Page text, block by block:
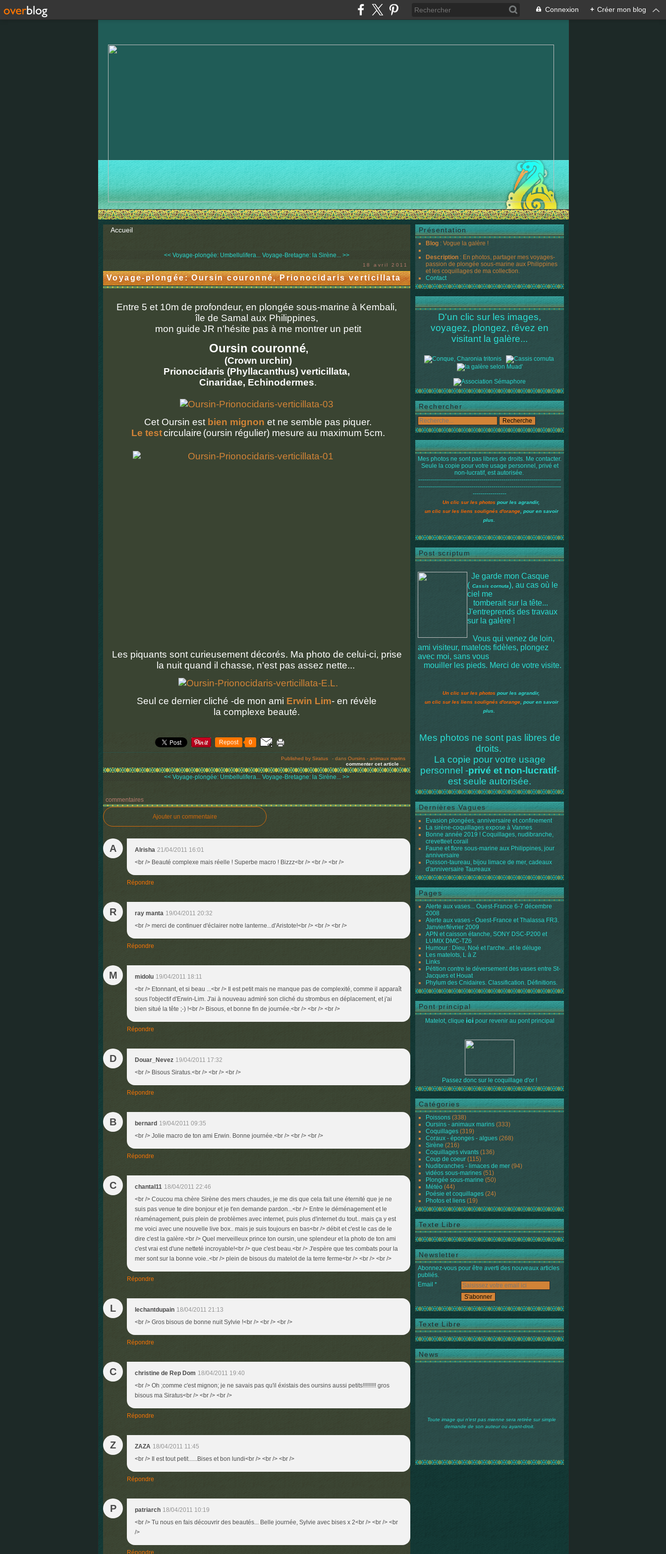
Connexion + Créer mon blog
Accueil
<< Voyage-plongée: Umbellulifera... Voyage-Bretagne: la Sirène... >>
18 avril 2011
Voyage-plongée: Oursin couronné, Prionocidaris verticillata
Entre 5 et 10m de profondeur, en plongée sous-marine à Kembali,
île de Samal aux Philippines,
mon guide JR n'hésite pas à me montrer un petit
Oursin couronné,
(Crown urchin)
Prionocidaris (Phyllacanthus) verticillata,
Cinaridae, Echinodermes.
Cet Oursin est bien mignon et ne semble pas piquer.
Le testcirculaire (oursin régulier) mesure au maximum 5cm.
Les piquants sont curieusement décorés. Ma photo de celui-ci, prise
la nuit quand il chasse, n'est pas assez nette...
Seul ce dernier cliché -de mon ami Erwin Lim- en révèle
la complexe beauté.
Repost 0
Published by Siratus - dans Oursins - animaux marins
commenter cet article
<< Voyage-plongée: Umbellulifera... Voyage-Bretagne: la Sirène... >>
commentaires
Ajouter un commentaire
A Alrisha 21/04/2011 16:01
<br /> Beauté complexe mais réelle ! Superbe macro ! Bizzz<br /> <br /> <br />
Répondre
R ray manta 19/04/2011 20:32
<br /> merci de continuer d'éclairer notre lanterne...d'Aristote!<br /> <br /> <br />
Répondre
M midolu 19/04/2011 18:11
<br /> Etonnant, et si beau ...<br /> Il est petit mais ne manque pas de complexité, comme il apparaît
sous l'objectif d'Erwin-Lim. J'ai à nouveau admiré son cliché du strombus en déplacement, et j'ai
bien situé la tête ;-) !<br /> Bisous, et bonne fin de journée.<br /> <br /> <br />
Répondre
D Douar_Nevez 19/04/2011 17:32
<br /> Bisous Siratus.<br /> <br /> <br />
Répondre
B bernard 19/04/2011 09:35
<br /> Jolie macro de ton ami Erwin. Bonne journée.<br /> <br /> <br />
Répondre
C chantal11 18/04/2011 22:46
<br /> Coucou ma chère Sirène des mers chaudes, je me dis que cela fait une éternité que je ne
suis pas venue te dire bonjour et je t'en demande pardon...<br /> Entre le déménagement et le
réaménagement, puis plein de problèmes avec internet, puis plus d'internet du tout.. mais ça y est
me voici avec une nouvelle live box.. mais je suis toujours en bas<br /> débit et c'est le cas de le
dire c'est la galère.<br /> Quel merveilleux prince ton oursin, une splendeur et la photo de ton ami
c'est vrai est d'une netteté incroyable!<br /> que c'est beau.<br /> J'espère que tes combats pour la
mer sont sur la bonne voie..<br /> plein de bisous du matelot de la terre ferme<br /> <br /> <br />
Répondre
L lechantdupain 18/04/2011 21:13
<br /> Gros bisous de bonne nuit Sylvie !<br /> <br /> <br />
Répondre
C christine de Rep Dom 18/04/2011 19:40
<br /> Oh ;comme c'est mignon; je ne savais pas qu'il éxistais des oursins aussi petits!!!!!!!!! gros
bisous ma Siratus<br /> <br /> <br />
Répondre
Z ZAZA 18/04/2011 11:45
<br /> Il est tout petit......Bises et bon lundi<br /> <br /> <br />
Répondre
P patriarch 18/04/2011 10:19
<br /> Tu nous en fais découvrir des beautés... Belle journée, Sylvie avec bises x 2<br /> <br /> <br
/>
Répondre
Présentation
Blog : Vogue la galère !
Description : En photos, partager mes voyages-
passion de plongée sous-marine aux Philippines
et les coquillages de ma collection.
Contact
D'un clic sur les images,
voyagez, plongez, rêvez en
visitant la galère...
Rechercher
Mes photos ne sont pas libres de droits. Me contacter.
Seule la copie pour votre usage personnel, privé et
non-lucratif, est autorisée.
------------------------------------------------------------------------
------------------------------------------------------------------------
-----------------
Un clic sur les photos pour les agrandir,
un clic sur les liens soulignés d'orange , pour en savoir
plus.
Post scriptum
Je garde mon Casque
( Cassis cornuta), au cas où le
ciel me
tomberait sur la tête...
J'entreprends des travaux
sur la galère !
Vous qui venez de loin,
ami visiteur, matelots fidèles, plongez
avec moi, sans vous
mouiller les pieds. Merci de votre visite.
Un clic sur les photos pour les agrandir,
un clic sur les liens soulignés d'orange , pour en savoir
plus.
Mes photos ne sont pas libres de
droits.
La copie pour votre usage
personnel -privé et non-lucratif-
est seule autorisée.
Dernières Vagues
Evasion plongées, anniversaire et confinement
La sirène-coquillages expose à Vannes
Bonne année 2019 ! Coquillages, nudibranche,
crevetteet corail
Faune et flore sous-marine aux Philippines, jour
anniversaire
Poisson-taureau, bijou limace de mer, cadeaux
d'anniversaire Taureaux
Pages
Alerte aux vases... Ouest-France 6-7 décembre
2008
Alerte aux vases - Ouest-France et Thalassa FR3.
Janvier/février 2009
APN et caisson étanche, SONY DSC-P200 et
LUMIX DMC-TZ6
Humour : Dieu, Noé et l'arche...et le déluge
Les matelots, L à Z
Links
Pétition contre le déversement des vases entre St-
Jacques et Houat
Phylum des Cnidaires. Classification. Définitions.
Pont principal
Matelot, clique ici pour revenir au pont principal
Passez donc sur le coquillage d'or !
Catégories
Poissons (338)
Oursins - animaux marins (333)
Coquillages (319)
Coraux - éponges - algues (268)
Sirène (216)
Coquillages vivants (136)
Coup de coeur (115)
Nudibranches - limaces de mer (94)
vidéos sous-marines (51)
Plongée sous-marine (50)
Météo (44)
Poésie et coquillages (24)
Photos et liens (19)
Texte Libre
Newsletter
Abonnez-vous pour être averti des nouveaux articles
publiés.
Email
Texte Libre
News
Toute image qui n'est pas mienne sera retirée sur simple
demande de son auteur ou ayant-droit.